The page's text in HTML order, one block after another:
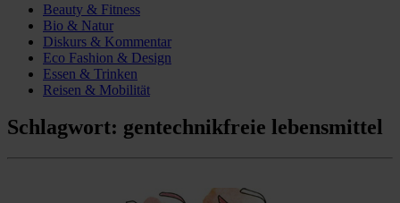
Beauty & Fitness
Bio & Natur
Diskurs & Kommentar
Eco Fashion & Design
Essen & Trinken
Reisen & Mobilität
Schlagwort: gentechnikfreie lebensmittel